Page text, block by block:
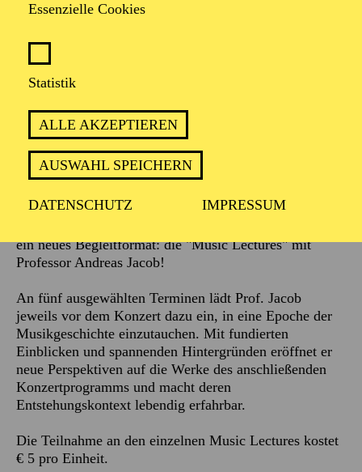
Essenzielle Cookies
Statistik
ALLE AKZEPTIEREN
AUSWAHL SPEICHERN
DATENSCHUTZ IMPRESSUM
1 Stunde, keine Pause
Beschreibung
ein neues Begleitformat: die "Music Lectures" mit
Professor Andreas Jacob!
An fünf ausgewählten Terminen lädt Prof. Jacob
jeweils vor dem Konzert dazu ein, in eine Epoche der
Musikgeschichte einzutauchen. Mit fundierten
Einblicken und spannenden Hintergründen eröffnet er
neue Perspektiven auf die Werke des anschließenden
Konzertprogramms und macht deren
Entstehungskontext lebendig erfahrbar.
Die Teilnahme an den einzelnen Music Lectures kostet
€ 5 pro Einheit.